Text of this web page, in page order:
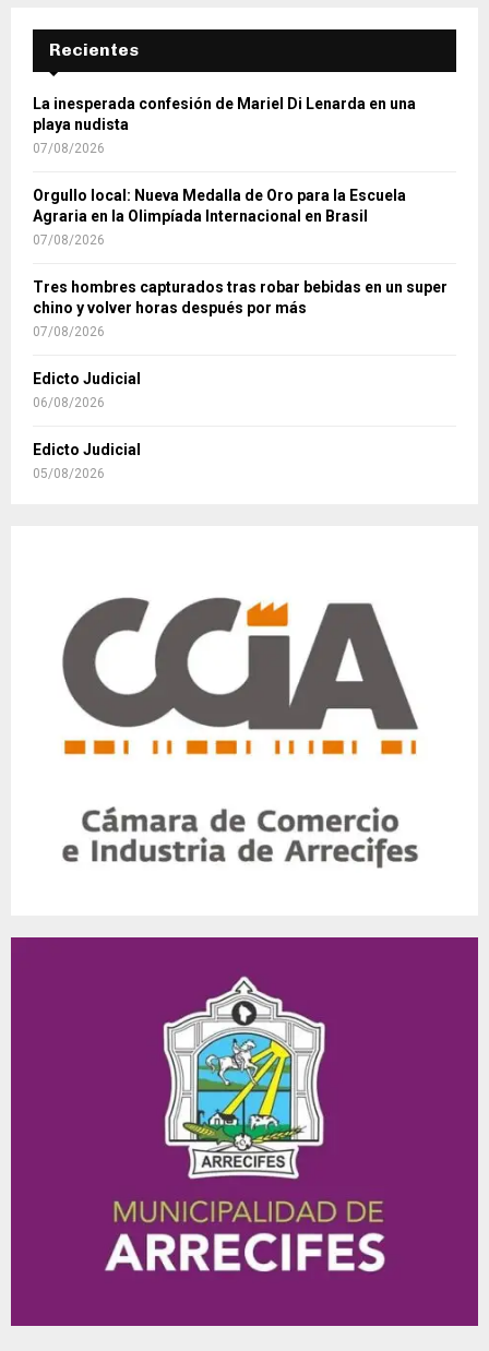
Recientes
La inesperada confesión de Mariel Di Lenarda en una
playa nudista
07/08/2026
Orgullo local: Nueva Medalla de Oro para la Escuela
Agraria en la Olimpíada Internacional en Brasil
07/08/2026
Tres hombres capturados tras robar bebidas en un super
chino y volver horas después por más
07/08/2026
Edicto Judicial
06/08/2026
Edicto Judicial
05/08/2026